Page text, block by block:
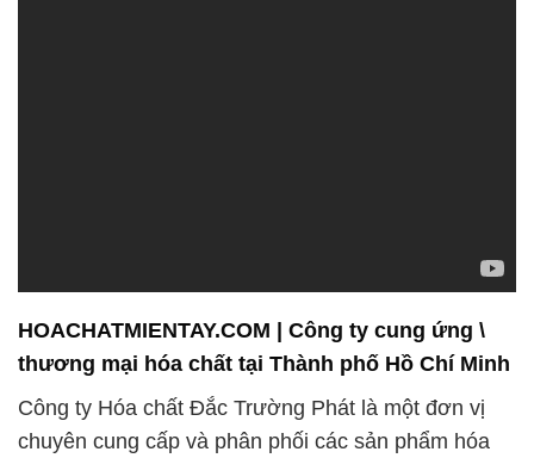
HOACHATMIENTAY.COM | Công ty cung ứng \
thương mại hóa chất tại Thành phố Hồ Chí Minh
Công ty Hóa chất Đắc Trường Phát là một đơn vị
chuyên cung cấp và phân phối các sản phẩm hóa